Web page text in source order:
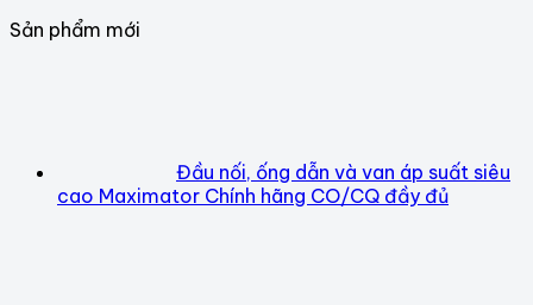
Sản phẩm mới
Đầu nối, ống dẫn và van áp suất siêu
cao Maximator Chính hãng CO/CQ đầy đủ